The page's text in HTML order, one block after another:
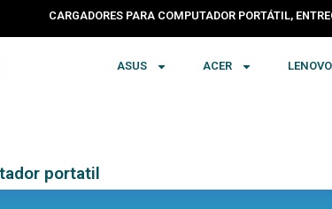
CARGADORES PARA COMPUTADOR PORTÁTIL,
ASUS ACER LENOVO
portatil